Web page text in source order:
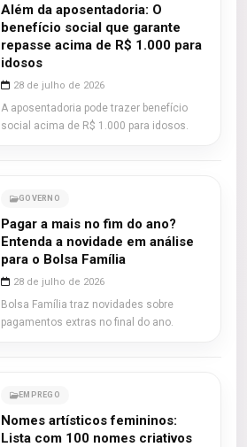
Além da aposentadoria: O
benefício social que garante
repasse acima de R$ 1.000 para
idosos
28 de julho de 2026
A aposentadoria pode trazer benefício
social acima de R$ 1.000 para idosos.
GOVERNO
Pagar a mais no fim do ano?
Entenda a novidade em análise
para o Bolsa Família
28 de julho de 2026
Bolsa Família traz novidades sobre
pagamentos extras no final do ano.
EMPREGO
Nomes artísticos femininos:
Lista com 100 nomes criativos